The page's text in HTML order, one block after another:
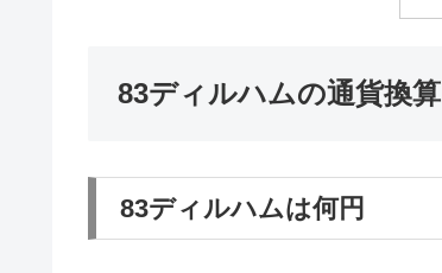
83ディルハムの通貨換算
83ディルハムは何円